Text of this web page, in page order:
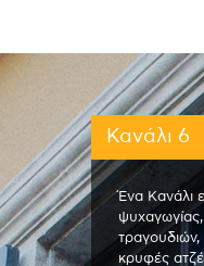
Κανάλι 6
Ένα Κανάλι
ψυχαγωγίας,
τραγουδιών,
κρυφές